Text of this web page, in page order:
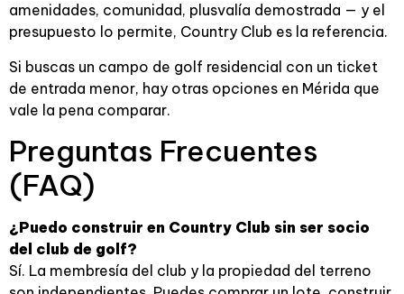
amenidades, comunidad, plusvalía demostrada — y el
presupuesto lo permite, Country Club es la referencia.
Si buscas un campo de golf residencial con un ticket
de entrada menor, hay otras opciones en Mérida que
vale la pena comparar.
Preguntas Frecuentes
(FAQ)
¿Puedo construir en Country Club sin ser socio
del club de golf?
Sí. La membresía del club y la propiedad del terreno